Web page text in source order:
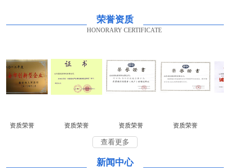
荣誉资质
HONORARY CERTIFICATE
资质荣誉 资质荣誉 资质荣誉 资质荣誉
查看更多
新闻中心